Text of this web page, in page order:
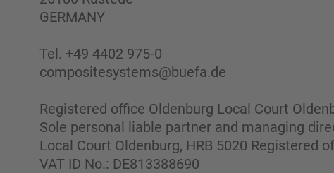
GERMANY
Tel. +49 4402 975-0
compositesystems@buefa.de
Registered office Oldenburg Local Court
Sole personal liable partner and managing
Local Court Oldenburg, HRB 5020 Registered
VAT ID No.: DE813388690